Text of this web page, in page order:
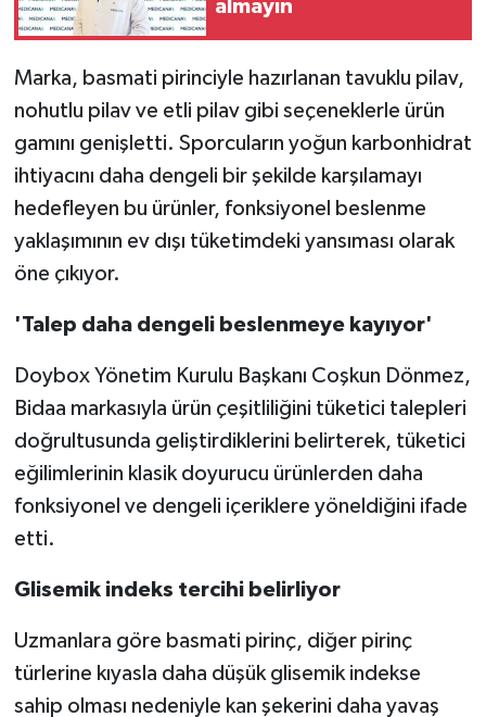
almayın
Marka, basmati pirinciyle hazırlanan tavuklu pilav,
nohutlu pilav ve etli pilav gibi seçeneklerle ürün
gamını genişletti. Sporcuların yoğun karbonhidrat
ihtiyacını daha dengeli bir şekilde karşılamayı
hedefleyen bu ürünler, fonksiyonel beslenme
yaklaşımının ev dışı tüketimdeki yansıması olarak
öne çıkıyor.
'Talep daha dengeli beslenmeye kayıyor'
Doybox Yönetim Kurulu Başkanı Coşkun Dönmez,
Bidaa markasıyla ürün çeşitliliğini tüketici talepleri
doğrultusunda geliştirdiklerini belirterek, tüketici
eğilimlerinin klasik doyurucu ürünlerden daha
fonksiyonel ve dengeli içeriklere yöneldiğini ifade
etti.
Glisemik indeks tercihi belirliyor
Uzmanlara göre basmati pirinç, diğer pirinç
türlerine kıyasla daha düşük glisemik indekse
sahip olması nedeniyle kan şekerini daha yavaş